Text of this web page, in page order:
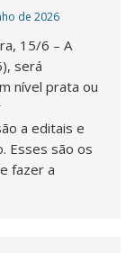
de 2026
15/6 – A
será
nível prata ou
a editais e
Esses são os
fazer a